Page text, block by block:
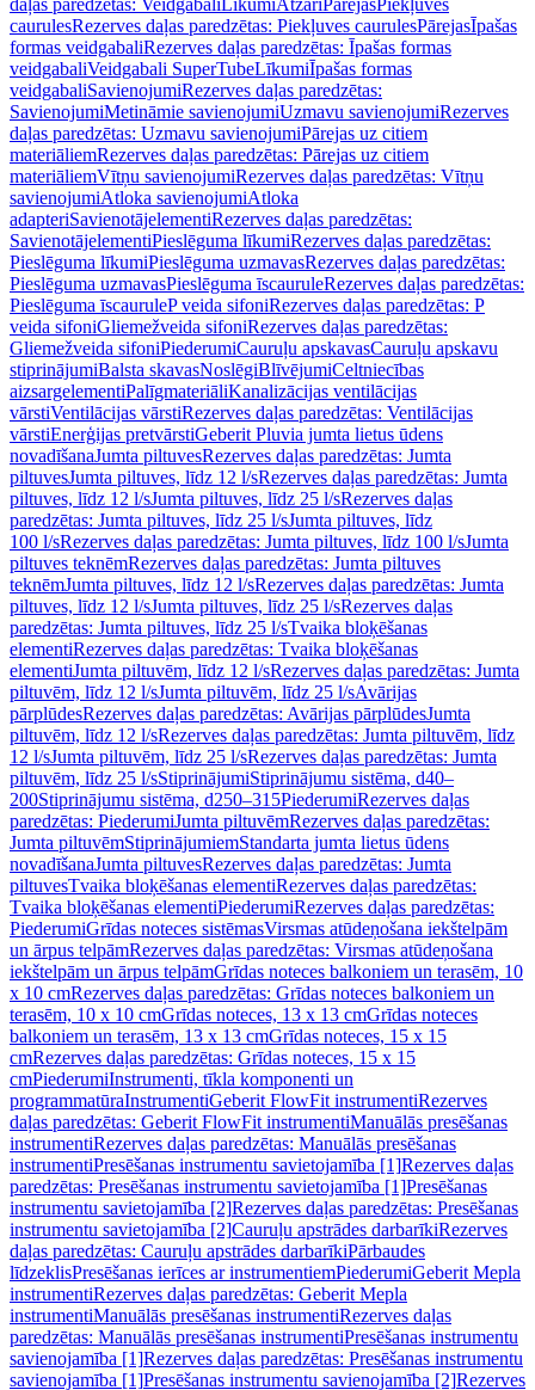
daļas paredzētas: Veidgabali LīkumiAtzari PārejasPiekļuves
caurulesRezerves daļas paredzētas: Piekļuves caurulesPārejasĪpašas
formas veidgabaliRezerves daļas paredzētas: Īpašas formas
veidgabaliVeidgabali SuperTubeLīkumiĪpašas formas
veidgabaliSavienojumiRezerves daļas paredzētas:
SavienojumiMetināmie savienojumiUzmavu savienojumiRezerves
daļas paredzētas: Uzmavu savienojumiPārejas uz citiem
materiāliemRezerves daļas paredzētas: Pārejas uz citiem
materiāliemVītņu savienojumiRezerves daļas paredzētas: Vītņu
savienojumiAtloka savienojumiAtloka
adapteriSavienotājelementiRezerves daļas paredzētas:
SavienotājelementiPieslēguma līkumiRezerves daļas paredzētas:
Pieslēguma līkumiPieslēguma uzmavasRezerves daļas paredzētas:
Pieslēguma uzmavasPieslēguma īscauruleRezerves daļas paredzētas:
Pieslēguma īscauruleP veida sifoniRezerves daļas paredzētas: P
veida sifoniGliemežveida sifoniRezerves daļas paredzētas:
Gliemežveida sifoniPiederumiCauruļu apskavasCauruļu apskavu
stiprinājumiBalsta skavasNoslēgiBlīvējumiCeltniecības
aizsargelementiPalīgmateriāliKanalizācijas ventilācijas
vārstiVentilācijas vārstiRezerves daļas paredzētas: Ventilācijas
vārstiEnerģijas pretvārstiGeberit Pluvia jumta lietus ūdens
novadīšanaJumta piltuvesRezerves daļas paredzētas: Jumta
piltuvesJumta piltuves, līdz 12 l/sRezerves daļas paredzētas: Jumta
piltuves, līdz 12 l/sJumta piltuves, līdz 25 l/sRezerves daļas
paredzētas: Jumta piltuves, līdz 25 l/sJumta piltuves, līdz
100 l/sRezerves daļas paredzētas: Jumta piltuves, līdz 100 l/sJumta
piltuves teknēmRezerves daļas paredzētas: Jumta piltuves
teknēmJumta piltuves, līdz 12 l/sRezerves daļas paredzētas: Jumta
piltuves, līdz 12 l/sJumta piltuves, līdz 25 l/sRezerves daļas
paredzētas: Jumta piltuves, līdz 25 l/sTvaika bloķēšanas
elementiRezerves daļas paredzētas: Tvaika bloķēšanas
elementiJumta piltuvēm, līdz 12 l/sRezerves daļas paredzētas: Jumta
piltuvēm, līdz 12 l/sJumta piltuvēm, līdz 25 l/sAvārijas
pārplūdesRezerves daļas paredzētas: Avārijas pārplūdesJumta
piltuvēm, līdz 12 l/sRezerves daļas paredzētas: Jumta piltuvēm, līdz
12 l/sJumta piltuvēm, līdz 25 l/sRezerves daļas paredzētas: Jumta
piltuvēm, līdz 25 l/sStiprinājumiStiprinājumu sistēma, d40–
200Stiprinājumu sistēma, d250–315PiederumiRezerves daļas
paredzētas: PiederumiJumta piltuvēmRezerves daļas paredzētas:
Jumta piltuvēmStiprinājumiemStandarta jumta lietus ūdens
novadīšanaJumta piltuvesRezerves daļas paredzētas: Jumta
piltuvesTvaika bloķēšanas elementiRezerves daļas paredzētas:
Tvaika bloķēšanas elementiPiederumiRezerves daļas paredzētas:
PiederumiGrīdas noteces sistēmasVirsmas atūdeņošana iekštelpām
un ārpus telpāmRezerves daļas paredzētas: Virsmas atūdeņošana
iekštelpām un ārpus telpāmGrīdas noteces balkoniem un terasēm, 10
x 10 cmRezerves daļas paredzētas: Grīdas noteces balkoniem un
terasēm, 10 x 10 cmGrīdas noteces, 13 x 13 cmGrīdas noteces
balkoniem un terasēm, 13 x 13 cmGrīdas noteces, 15 x 15
cmRezerves daļas paredzētas: Grīdas noteces, 15 x 15
cmPiederumiInstrumenti, tīkla komponenti un
programmatūraInstrumentiGeberit FlowFit instrumentiRezerves
daļas paredzētas: Geberit FlowFit instrumentiManuālās presēšanas
instrumentiRezerves daļas paredzētas: Manuālās presēšanas
instrumentiPresēšanas instrumentu savietojamība [1]Rezerves daļas
paredzētas: Presēšanas instrumentu savietojamība [1]Presēšanas
instrumentu savietojamība [2]Rezerves daļas paredzētas: Presēšanas
instrumentu savietojamība [2]Cauruļu apstrādes darbarīkiRezerves
daļas paredzētas: Cauruļu apstrādes darbarīkiPārbaudes
līdzeklisPresēšanas ierīces ar instrumentiemPiederumiGeberit Mepla
instrumentiRezerves daļas paredzētas: Geberit Mepla
instrumentiManuālās presēšanas instrumentiRezerves daļas
paredzētas: Manuālās presēšanas instrumentiPresēšanas instrumentu
savienojamība [1]Rezerves daļas paredzētas: Presēšanas instrumentu
savienojamība [1]Presēšanas instrumentu savienojamība [2]Rezerves